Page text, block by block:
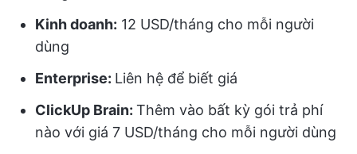
Kinh doanh: 12 USD/tháng cho mỗi người
dùng
Enterprise: Liên hệ để biết giá
ClickUp Brain: Thêm vào bất kỳ gói trả phí
nào với giá 7 USD/tháng cho mỗi người dùng